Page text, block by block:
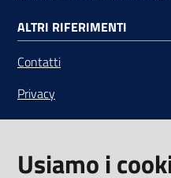
ALTRI RIFERIMENTI
Contatti
Privacy
Note legali
Media Policy
Usiamo i